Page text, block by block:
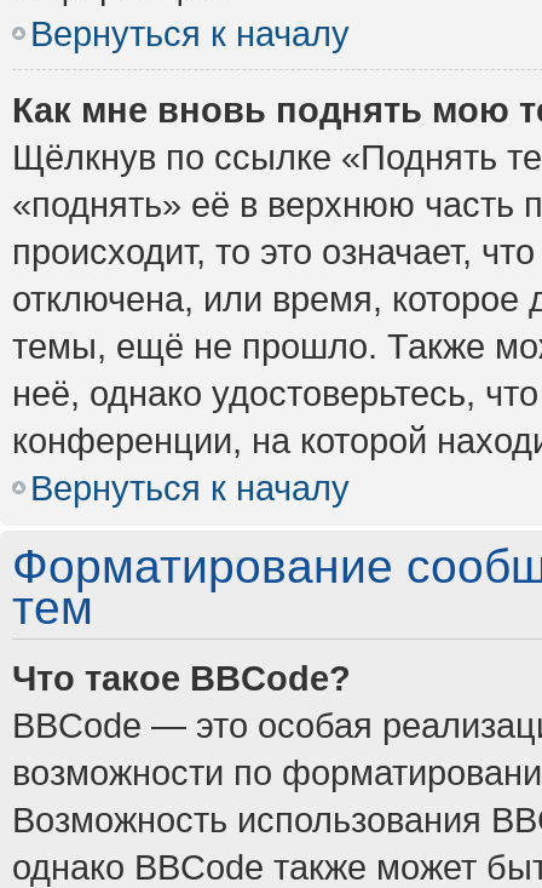
Вернуться к началу
Как мне вновь поднять мою
Щёлкнув по ссылке «Поднять
«поднять» её в верхнюю часть
происходит, то это означает,
отключена, или время, которое
темы, ещё не прошло. Также
неё, однако удостоверьтесь,
конференции, на которой
Вернуться к началу
Форматирование
тем
Что такое BBCode?
BBCode — это особая
возможности по
Возможность использования
однако BBCode также может